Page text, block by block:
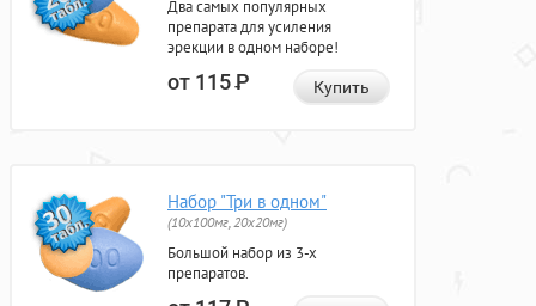
Два самых популярных
препарата для усиления
эрекции в одном наборе!
от 115Р Купить
Набор "Три в одном"
(10x100мг, 20x20мг)
Большой набор из 3-х
препаратов.